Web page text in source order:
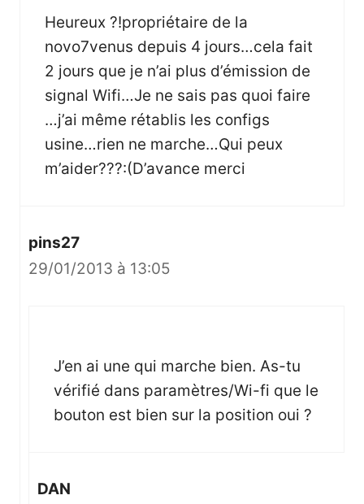
Heureux ?!propriétaire de la
novo7venus depuis 4 jours…cela fait
2 jours que je n’ai plus d’émission de
signal Wifi…Je ne sais pas quoi faire
…j’ai même rétablis les configs
usine…rien ne marche…Qui peux
m’aider???:(D’avance merci
pins27
29/01/2013 à 13:05
J’en ai une qui marche bien. As-tu
vérifié dans paramètres/Wi-fi que le
bouton est bien sur la position oui ?
DAN